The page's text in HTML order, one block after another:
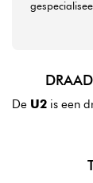
De U2 is een